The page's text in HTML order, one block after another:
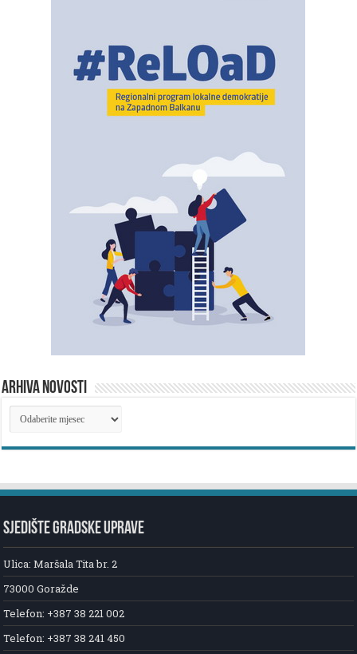
ARHIVA NOVOSTI
ARHIVA
NOVOSTI
SJEDIŠTE GRADSKE UPRAVE
Ulica: Maršala Tita br. 2
73000 Goražde
Telefon: +387 38 221 002
Telefon: +387 38 241 450